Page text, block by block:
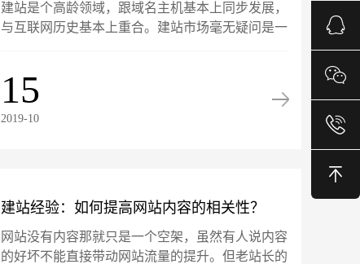
建站是个高龄领域，跟域名主机基本上同步发展，
与互联网历史基本上重合。建站市场毫无疑问是一
会有上百条搜索结果......
15
2019-10
建站经验：如何提高网站内容的相关性？
网站没有内容那就只是一个空架，虽然有人说内容
的好坏不能直接带动网站流量的提升。但老站长的